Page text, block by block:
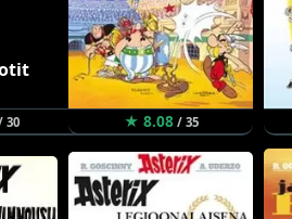
★ 8.08/ 35